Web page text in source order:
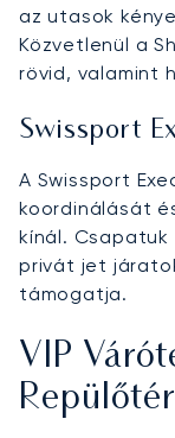
az utasok
Közvetlenül a
rövid, valamint
Swissport
A Swissport
koordinálását
kínál.
privát jet
támogatja.
VIP